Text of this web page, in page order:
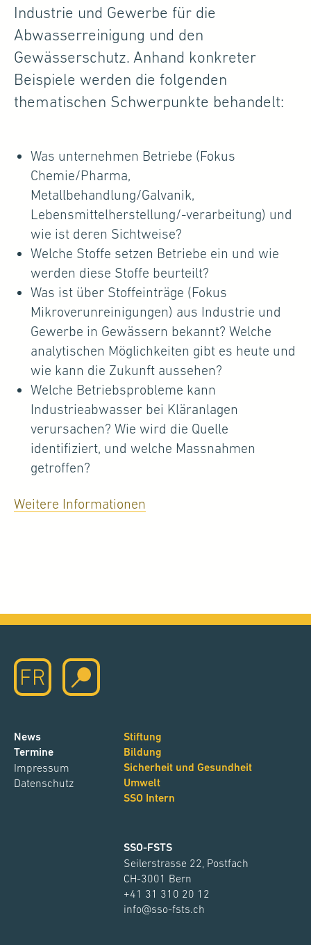
Industrie und Gewerbe für die
Abwasserreinigung und den
Gewässerschutz. Anhand konkreter
Beispiele werden die folgenden
thematischen Schwerpunkte behandelt:
Was unternehmen Betriebe (Fokus
Chemie/Pharma,
Metallbehandlung/Galvanik,
Lebensmittelherstellung/-verarbeitung) und
wie ist deren Sichtweise?
Welche Stoffe setzen Betriebe ein und wie
werden diese Stoffe beurteilt?
Was ist über Stoffeinträge (Fokus
Mikroverunreinigungen) aus Industrie und
Gewerbe in Gewässern bekannt? Welche
analytischen Möglichkeiten gibt es heute und
wie kann die Zukunft aussehen?
Welche Betriebsprobleme kann
Industrieabwasser bei Kläranlagen
verursachen? Wie wird die Quelle
identifiziert, und welche Massnahmen
getroffen?
Weitere Informationen
FR
News
Termine
Impressum
Datenschutz
Stiftung
Bildung
Sicherheit und Gesundheit
Umwelt
SSO Intern
SSO-FSTS
Seilerstrasse 22 , Postfach
CH-3001 Bern
+41 31 310 20 12
info@sso-fsts.ch